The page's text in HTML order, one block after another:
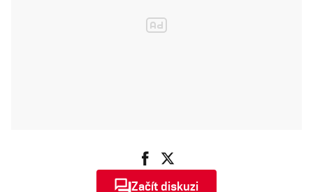
Začít diskuzi